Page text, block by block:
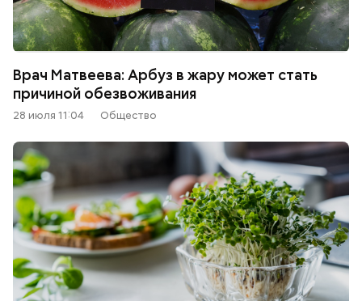
Врач Матвеева: Арбуз в жару может стать
причиной обезвоживания
28 июля 11:04 Общество